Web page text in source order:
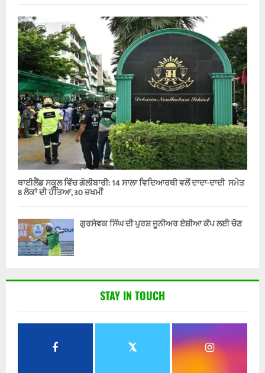
ਥਾਈਲੈਂਡ ਸਕੂਲ ਵਿੱਚ ਗੋਲੀਬਾਰੀ: 14 ਸਾਲਾ ਵਿਦਿਆਰਥੀ ਵਲੋਂ ਦਾਦਾ-ਦਾਦੀ ਸਮੇਤ
8 ਲੋਕਾਂ ਦੀ ਹੱਤਿਆ, 30 ਜ਼ਖਮੀਂ
ਗੁਰਸੇਵਕ ਸਿੰਘ ਦੀ ਪੁਰਸ਼ ਜੂਨੀਅਰ ਏਸ਼ੀਆ ਕੱਪ ਲਈ ਚੋਣ
STAY IN TOUCH